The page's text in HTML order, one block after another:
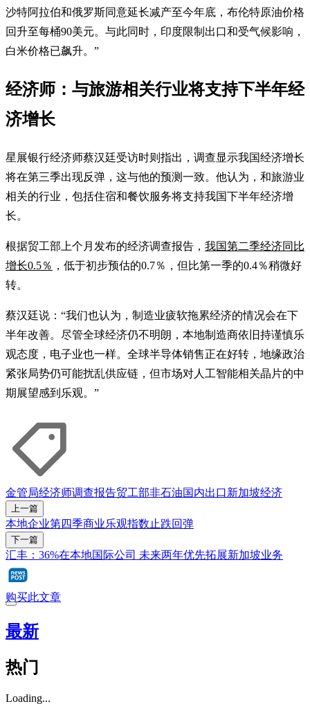
沙特阿拉伯和俄罗斯同意延长减产至今年底，布伦特原油价格
回升至每桶90美元。与此同时，印度限制出口和受气候影响，
白米价格已飙升。”
经济师：与旅游相关行业将支持下半年经
济增长
星展银行经济师蔡汉廷受访时则指出，调查显示我国经济增长
将在第三季出现反弹，这与他的预测一致。他认为，和旅游业
相关的行业，包括住宿和餐饮服务将支持我国下半年经济增
长。
根据贸工部上个月发布的经济调查报告， 我国第二季经济同比
增长0.5％ ，低于初步预估的0.7％，但比第一季的0.4％稍微好
转。
蔡汉廷说：“我们也认为，制造业疲软拖累经济的情况会在下
半年改善。尽管全球经济仍不明朗，本地制造商依旧持谨慎乐
观态度，电子业也一样。全球半导体销售正在好转，地缘政治
紧张局势仍可能扰乱供应链，但市场对人工智能相关晶片的中
期展望感到乐观。”
金管局经济师调查报告贸工部非石油国内出口新加坡经济
上一篇
本地企业第四季商业乐观指数止跌回弹
下一篇
汇丰：36%在本地国际公司 未来两年优先拓展新加坡业务
购买此文章
最新
热门
Loading...